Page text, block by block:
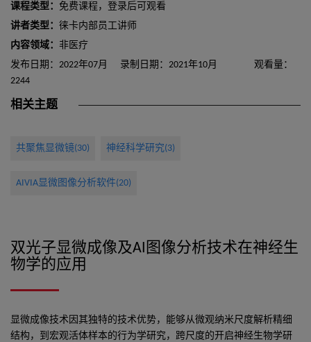
课程类型： 免费课程，登录后可观看
讲者类型： 徕卡内部员工讲师
内容领域： 非医疗
发布日期：2022年07月
录制日期：2021年10月
观看量：
2244
相关主题
共聚焦显微镜(30) 神经科学研究(3)
AIVIA显微图像分析软件(20)
双光子显微成像及AI图像分析技术在神经生
物学的应用
显微成像技术因其独特的技术优势，能够从微观纳米尺度解析精细
结构，到宏观活体样本的行为学研究，跨尺度的开启神经生物学研